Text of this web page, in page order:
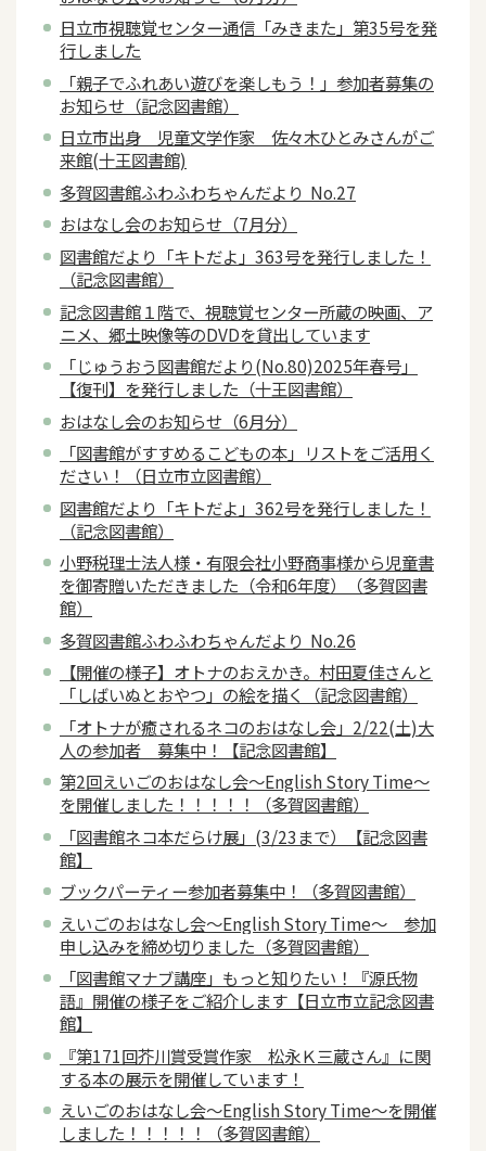
日立市視聴覚センター通信「みきまた」第35号を発
行しました
「親子でふれあい遊びを楽しもう！」参加者募集の
お知らせ（記念図書館）
日立市出身 児童文学作家 佐々木ひとみさんがご
来館(十王図書館)
多賀図書館ふわふわちゃんだより No.27
おはなし会のお知らせ（7月分）
図書館だより「キトだよ」363号を発行しました！
（記念図書館）
記念図書館１階で、視聴覚センター所蔵の映画、ア
ニメ、郷土映像等のDVDを貸出しています
「じゅうおう図書館だより(No.80)2025年春号」
【復刊】を発行しました（十王図書館）
おはなし会のお知らせ（6月分）
「図書館がすすめるこどもの本」リストをご活用く
ださい！（日立市立図書館）
図書館だより「キトだよ」362号を発行しました！
（記念図書館）
小野税理士法人様・有限会社小野商事様から児童書
を御寄贈いただきました（令和6年度）（多賀図書
館）
多賀図書館ふわふわちゃんだより No.26
【開催の様子】オトナのおえかき。村田夏佳さんと
「しばいぬとおやつ」の絵を描く（記念図書館）
「オトナが癒されるネコのおはなし会」2/22(土)大
人の参加者 募集中！【記念図書館】
第2回えいごのおはなし会～English Story Time～
を開催しました！！！！！（多賀図書館）
「図書館ネコ本だらけ展」(3/23まで）【記念図書
館】
ブックパーティー参加者募集中！（多賀図書館）
えいごのおはなし会～English Story Time～ 参加
申し込みを締め切りました（多賀図書館）
「図書館マナブ講座」もっと知りたい！『源氏物
語』開催の様子をご紹介します【日立市立記念図書
館】
『第171回芥川賞受賞作家 松永Ｋ三蔵さん』に関
する本の展示を開催しています！
えいごのおはなし会～English Story Time～を開催
しました！！！！！（多賀図書館）